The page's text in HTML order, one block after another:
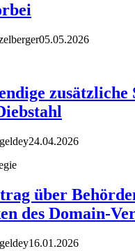
05.05.2026
zusätzliche
24.04.2026
über
des Domain-
16.01.2026